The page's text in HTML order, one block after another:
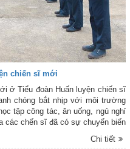
chiến sĩ mới
ở Tiểu đoàn Huấn luyện chiến sĩ
chóng bắt nhịp với môi trường
tập công tác, ăn uống, ngủ nghỉ
các chến sĩ đã có sự chuyển biến
ngũ cán bộ các cấp trong đơn vị.
Chi tiết